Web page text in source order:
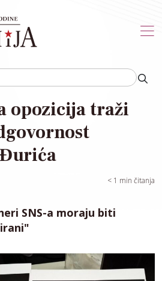
opozicija traži
< 1 min čitanja
SNS-a moraju biti